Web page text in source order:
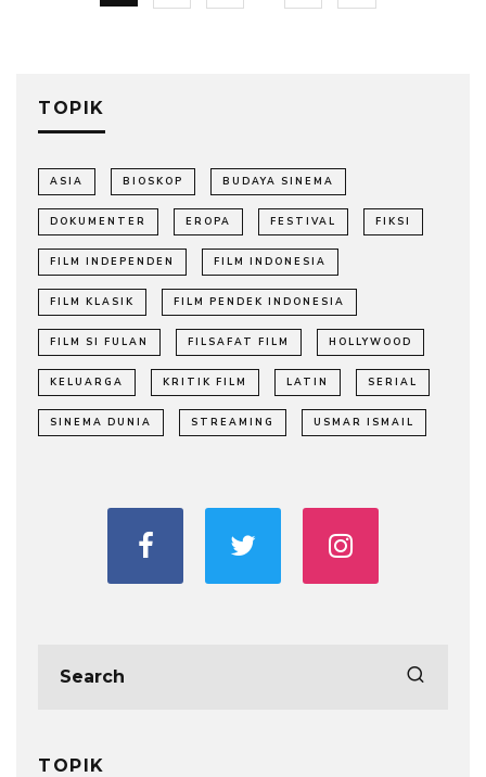
TOPIK
ASIA BIOSKOP BUDAYA SINEMA
DOKUMENTER EROPA FESTIVAL FIKSI
FILM INDEPENDEN FILM INDONESIA
FILM KLASIK FILM PENDEK INDONESIA
FILM SI FULAN FILSAFAT FILM HOLLYWOOD
KELUARGA KRITIK FILM LATIN SERIAL
SINEMA DUNIA STREAMING USMAR ISMAIL
TOPIK